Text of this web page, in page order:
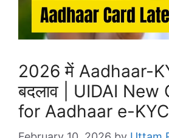
2026 में Aadhaar-
बदलाव | UIDAI New
for Aadhaar e-